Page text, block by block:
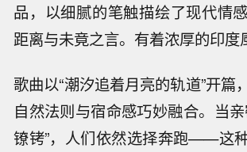
品，以细腻的笔触描绘了现代情
距离与未竟之言。有着浓厚的印度
歌曲以“潮汐追着月亮的轨道”开篇
自然法则与宿命感巧妙融合。当
镣铐”，人们依然选择奔跑——这